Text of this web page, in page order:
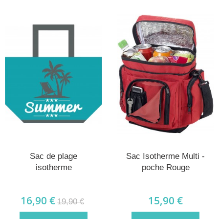
Sac de plage
isotherme
16,90 € 19,90 €
Sac Isotherme Multi -
poche Rouge
15,90 €